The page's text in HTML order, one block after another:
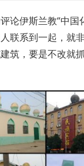
论伊斯兰教“中国
联系到一起，就
筑，要是不改就